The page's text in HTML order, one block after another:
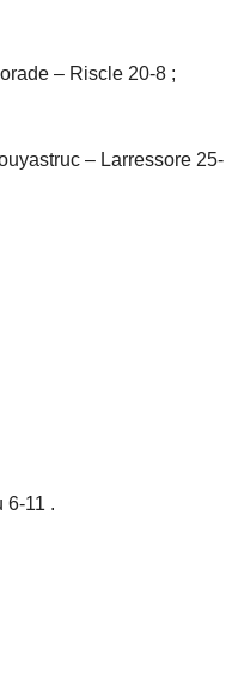
– Riscle 20-8 ;
– Larressore 25-
6-11 .